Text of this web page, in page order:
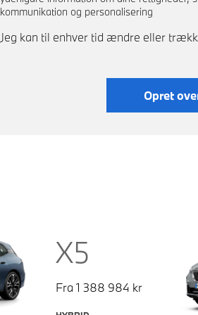
kommunikation og personalisering
Jeg kan til enhver tid ændre eller
Opret
X5
Fra 1 388 984 kr